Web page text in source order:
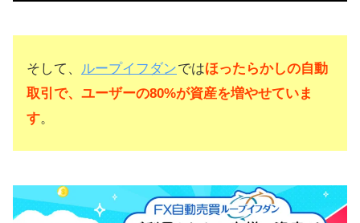
そして、 ループイフダンではほったらかしの自動
取引で、ユーザーの80%が資産を増やせていま
す。